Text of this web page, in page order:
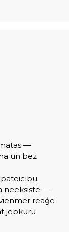
—
un bez
neeksistē —
reaģē
jebkuru